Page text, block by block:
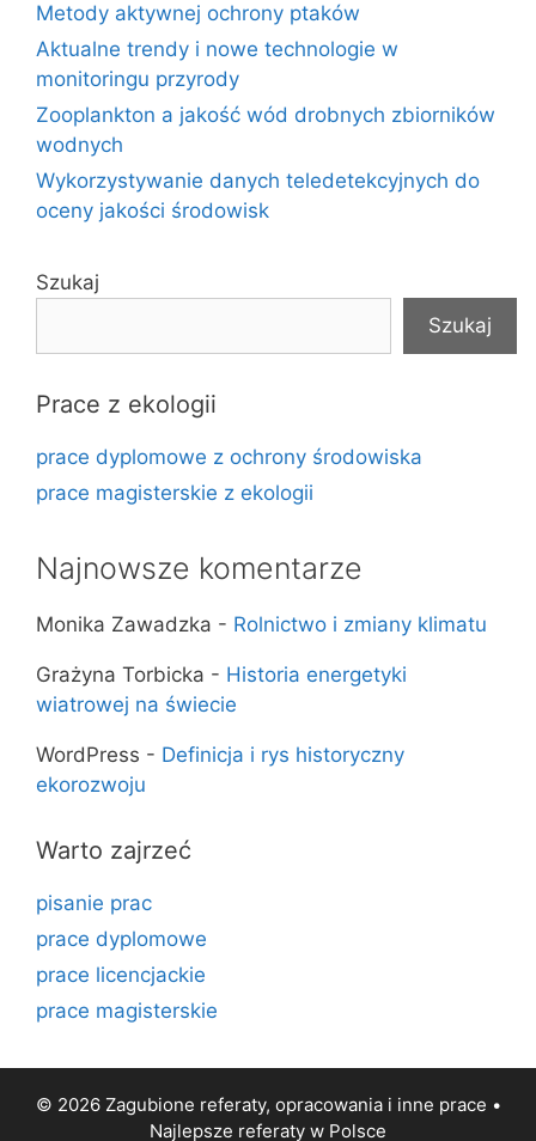
Metody aktywnej ochrony ptaków
Aktualne trendy i nowe technologie w
monitoringu przyrody
Zooplankton a jakość wód drobnych zbiorników
wodnych
Wykorzystywanie danych teledetekcyjnych do
oceny jakości środowisk
Szukaj
Szukaj
Prace z ekologii
prace dyplomowe z ochrony środowiska
prace magisterskie z ekologii
Najnowsze komentarze
Monika Zawadzka - Rolnictwo i zmiany klimatu
Grażyna Torbicka - Historia energetyki
wiatrowej na świecie
WordPress - Definicja i rys historyczny
ekorozwoju
Warto zajrzeć
pisanie prac
prace dyplomowe
prace licencjackie
prace magisterskie
© 2026 Zagubione referaty, opracowania i inne prace •
Najlepsze referaty w Polsce